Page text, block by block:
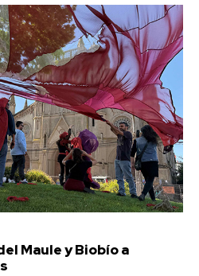
Maule y Biobío a